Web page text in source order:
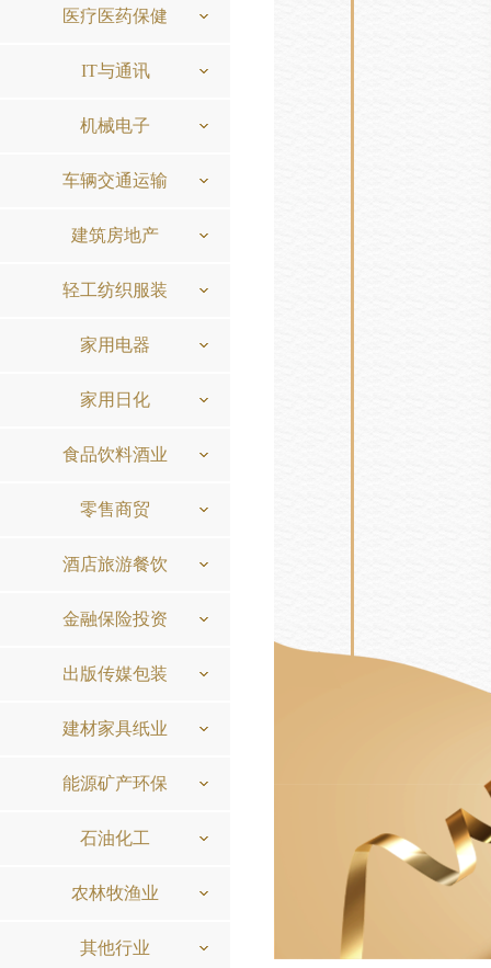
医疗医药保健
IT与通讯
机械电子
车辆交通运输
建筑房地产
轻工纺织服装
家用电器
家用日化
食品饮料酒业
零售商贸
酒店旅游餐饮
金融保险投资
出版传媒包装
建材家具纸业
能源矿产环保
石油化工
农林牧渔业
其他行业